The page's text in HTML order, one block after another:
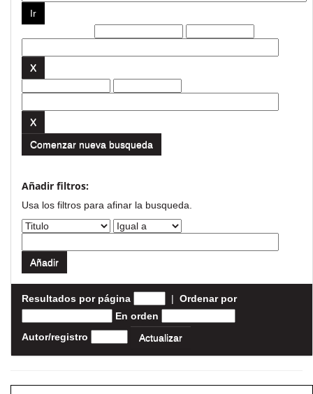
Comenzar nueva busqueda
Añadir filtros:
Usa los filtros para afinar la busqueda.
Resultados por página | Ordenar por
En orden
Autor/registro